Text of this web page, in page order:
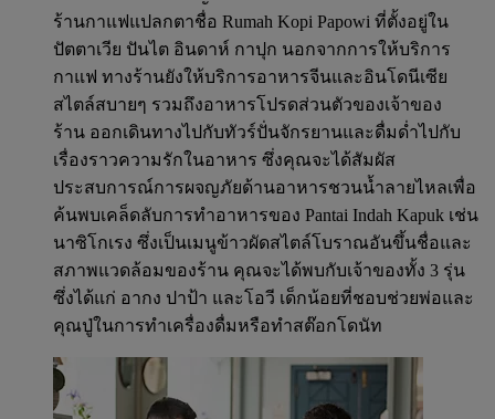
ร้านกาแฟแปลกตาชื่อ Rumah Kopi Papowi ที่ตั้งอยู่ใน
ปัตตาเวีย ปันไต อินดาห์ กาปุก นอกจากการให้บริการ
กาแฟ ทางร้านยังให้บริการอาหารจีนและอินโดนีเซีย
สไตล์สบายๆ รวมถึงอาหารโปรดส่วนตัวของเจ้าของ
ร้าน ออกเดินทางไปกับทัวร์ปั่นจักรยานและดื่มด่ำไปกับ
เรื่องราวความรักในอาหาร ซึ่งคุณจะได้สัมผัส
ประสบการณ์การผจญภัยด้านอาหารชวนน้ำลายไหลเพื่อ
ค้นพบเคล็ดลับการทำอาหารของ Pantai Indah Kapuk เช่น
นาซิโกเรง ซึ่งเป็นเมนูข้าวผัดสไตล์โบราณอันขึ้นชื่อและ
สภาพแวดล้อมของร้าน คุณจะได้พบกับเจ้าของทั้ง 3 รุ่น
ซึ่งได้แก่ อากง ปาป้า และโอวี เด็กน้อยที่ชอบช่วยพ่อและ
คุณปู่ในการทำเครื่องดื่มหรือทำสต๊อกโดนัท